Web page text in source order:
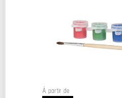
À partir de